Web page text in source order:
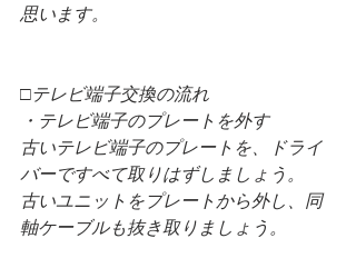
思います。
□テレビ端子交換の流れ
・テレビ端子のプレートを外す
古いテレビ端子のプレートを、ドライ
バーですべて取りはずしましょう。
古いユニットをプレートから外し、同
軸ケーブルも抜き取りましょう。